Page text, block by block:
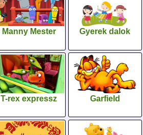
Manny Mester Gyerek dalok
T-rex expressz Garfield